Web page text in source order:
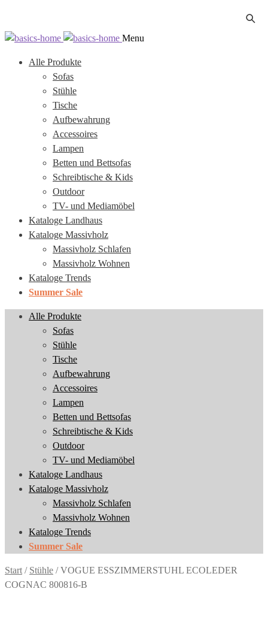
Zur
springen
Zum
springen
Menu
Alle Produkte
Sofas
Stühle
Tische
Aufbewahrung
Accessoires
Lampen
Betten und Bettsofas
Schreibtische & Kids
Outdoor
TV- und Mediamöbel
Kataloge Landhaus
Kataloge Massivholz
Massivholz Schlafen
Massivholz Wohnen
Kataloge Trends
Summer Sale
Alle Produkte
Sofas
Stühle
Tische
Aufbewahrung
Accessoires
Lampen
Betten und Bettsofas
Schreibtische & Kids
Outdoor
TV- und Mediamöbel
Kataloge Landhaus
Kataloge Massivholz
Massivholz Schlafen
Massivholz Wohnen
Kataloge Trends
Summer Sale
Start / Stühle /VOGUE ESSZIMMERSTUHL ECOLEDER
COGNAC 800816-B